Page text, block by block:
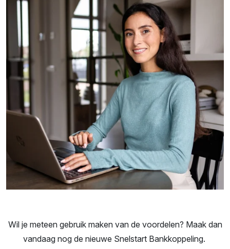
Wil je meteen gebruik maken van de voordelen? Maak dan
vandaag nog de nieuwe Snelstart Bankkoppeling.